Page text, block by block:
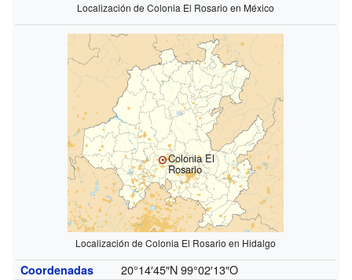
Localización de Colonia El Rosario en México
Colonia El
Rosario
Localización de Colonia El Rosario en Hidalgo
Coordenadas 20°14′45″N 99°02′13″O